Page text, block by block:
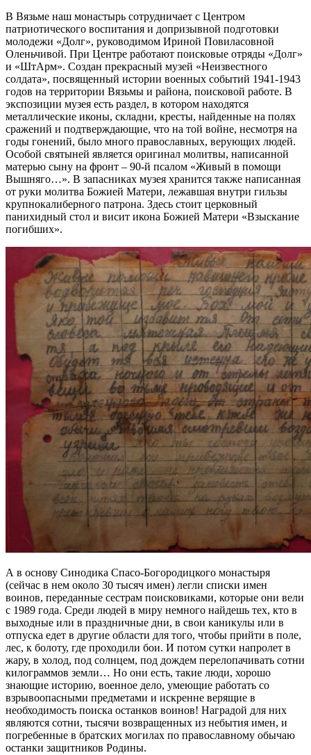
В Вязьме наш монастырь сотрудничает с Центром
патриотического воспитания и допризывной подготовки
молодежи «Долг», руководимом Ириной Повиласовной
Оленьчивой. При Центре работают поисковые отряды «Долг»
и «ШтАрм». Создан прекрасный музей «Неизвестного
солдата», посвященный истории военных событий 1941-1943
годов на территории Вязьмы и района, поисковой работе. В
экспозиции музея есть раздел, в котором находятся
металлические иконы, складни, кресты, найденные на полях
сражений и подтверждающие, что на той войне, несмотря на
годы гонений, было много православных, верующих людей.
Особой святыней является оригинал молитвы, написанной
матерью сыну на фронт – 90-й псалом «Живый в помощи
Вышняго…». В запасниках музея хранится также написанная
от руки молитва Божией Матери, лежавшая внутри гильзы
крупнокалиберного патрона. Здесь стоит церковный
панихидный стол и висит икона Божией Матери «Взыскание
погибших».
А в основу Синодика Спасо-Богородицкого монастыря
(сейчас в нем около 30 тысяч имен) легли списки имен
воинов, переданные сестрам поисковиками, которые они вели
с 1989 года. Среди людей в миру немного найдешь тех, кто в
выходные или в праздничные дни, в свои каникулы или в
отпуска едет в другие области для того, чтобы прийти в поле,
лес, к болоту, где проходили бои. И потом сутки напролет в
жару, в холод, под солнцем, под дождем перелопачивать сотни
килограммов земли… Но они есть, такие люди, хорошо
знающие историю, военное дело, умеющие работать со
взрывоопасными предметами и искренне верящие в
необходимость поиска останков воинов! Наградой для них
являются сотни, тысячи возвращенных из небытия имен, и
погребенные в братских могилах по православному обычаю
останки защитников Родины.